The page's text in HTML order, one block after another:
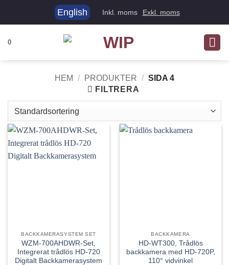
English Inkl. moms Exkl. moms
0
HEM / PRODUKTER / SIDA 4
FILTRERA
BACKKAMERASYSTEM SET
WZM-700AHDWR-Set,
Integrerat trådlös HD-720
Digitalt Backkamerasystem
BACKKAMERA
HD-WT300, Trådlös
backkamera med HD-720P,
110° vidvinkel